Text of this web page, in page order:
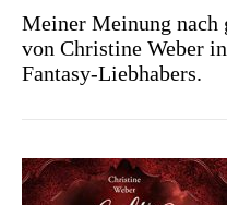
Meiner Meinung nach
von Christine Weber
Fantasy-Liebhabers.